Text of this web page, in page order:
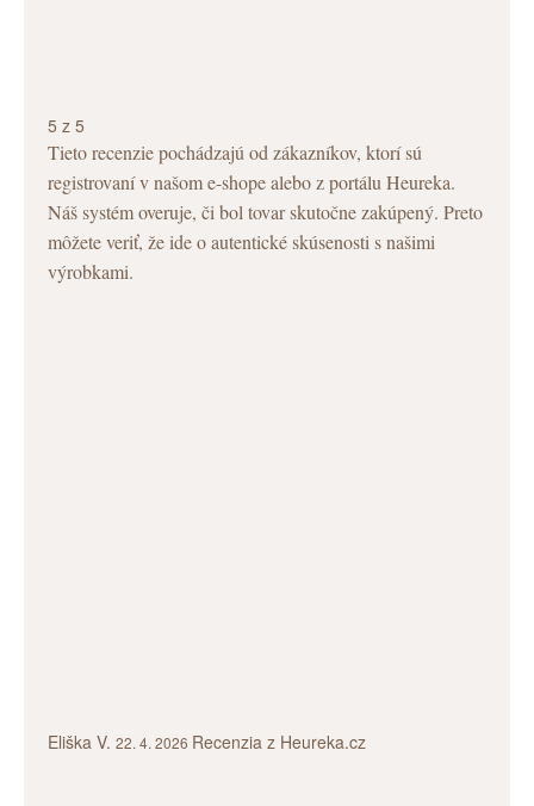
5 z 5
Tieto recenzie pochádzajú od zákazníkov, ktorí sú
registrovaní v našom e-shope alebo z portálu Heureka.
Náš systém overuje, či bol tovar skutočne zakúpený. Preto
môžete veriť, že ide o autentické skúsenosti s našimi
výrobkami.
Eliška V. 22. 4. 2026 Recenzia z Heureka.cz